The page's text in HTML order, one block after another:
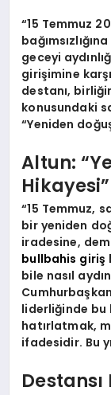
“15 Temmuz
geceyi
girişimine
destanı,
konusundaki
“Yeniden
Altun:
Hikayesi”
“15 Temmuz,
bir yeniden
iradesine,
bullbahis giriş
bile nasıl
liderliğinde bu
hatırlatmak,
ifadesidir. Bu